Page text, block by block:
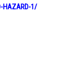
HAZARD-1/